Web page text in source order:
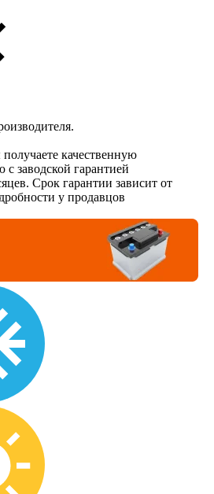
качественную
заводской гарантией
Срок гарантии зависит от
у продавцов